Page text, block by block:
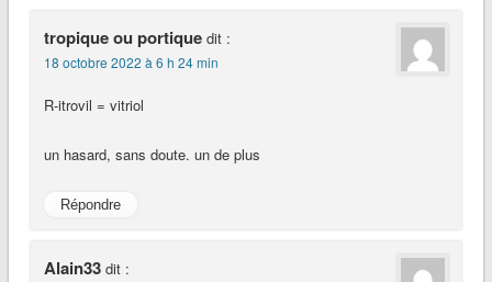
tropique ou portique dit :
18 octobre 2022 à 6 h 24 min
R-itrovil = vitriol
un hasard, sans doute. un de plus
Répondre
Alain33 dit :